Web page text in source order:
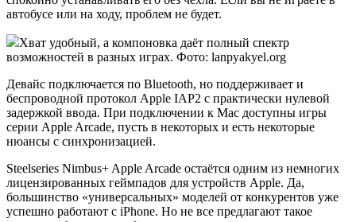
автобусе или на ходу, проблем не будет.
Хват удобный, а компоновка даёт полный спектр
возможностей в разных играх. Фото: lanpyakyel.org
Девайс подключается по Bluetooth, но поддерживает и
беспроводной протокол Apple IAP2 с практически нулевой
задержкой ввода. При подключении к Mac доступны игры
серии Apple Arcade, пусть в некоторых и есть некоторые
нюансы с синхронизацией.
Steelseries Nimbus+ Apple Arcade остаётся одним из немногих
лицензированных геймпадов для устройств Apple. Да,
большинство «универсальных» моделей от конкурентов уже
успешно работают с iPhone. Но не все предлагают такое